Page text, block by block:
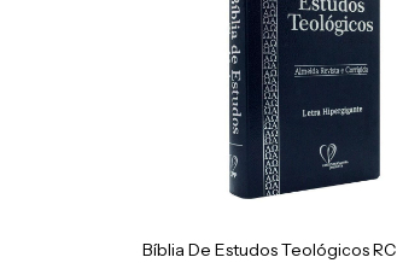
Bíblia De Estudos Teológicos RC